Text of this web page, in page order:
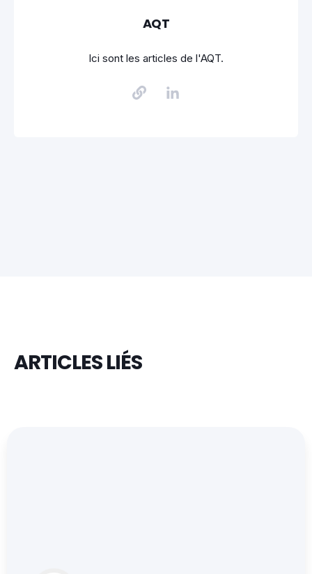
AQT
Ici sont les articles de l'AQT.
ARTICLES LIÉS